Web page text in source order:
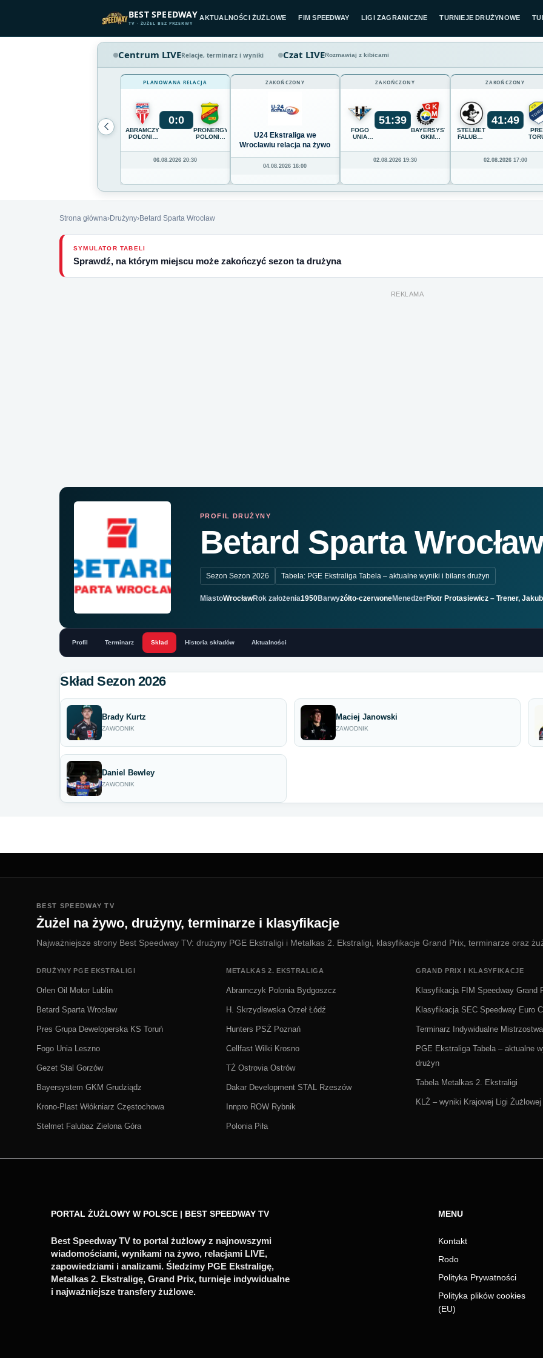
BEST SPEEDWAY
TV · ŻUŻEL BEZ PRZERWY
AKTUALNOŚCI ŻUŻLOWE FIM SPEEDWAY LIGI ZAGRANICZNE TURNIEJE DRUŻYNOWE
Centrum LIVERelacje, terminarz i wyniki Czat LIVERozmawiaj z kibicami
PLANOWANA RELACJA
ABRAMCZYK
POLONIA
0:0
PRONERGY
POLONIA
06.08.2026 20:30
ZAKOŃCZONY
U24 Ekstraliga we
Wrocławiu relacja na żywo
04.08.2026 16:00
ZAKOŃCZONY
FOGO
UNIA
51:39
BAYERSYSTEM
GKM
02.08.2026 19:30
ZAKOŃCZONY
STELMET
FALUBAZ
GÓRA
41:49
02.08.2026 17:00
Strona główna›Drużyny›Betard Sparta Wrocław
SYMULATOR TABELI
Sprawdź, na którym miejscu może zakończyć sezon ta drużyna
REKLAMA
PROFIL DRUŻYNY
Betard Sparta
Sezon Sezon 2026 Tabela: PGE Ekstraliga Tabela – aktualne wyniki i bilans drużyn
MiastoWrocławRok założenia1950Barwyżółto-czerwoneMenedżerPiotr Protasiewicz – Trener,
Profil Terminarz Skład Historia składów Aktualności
Skład Sezon 2026
Brady Kurtz
ZAWODNIK
Maciej Janowski
ZAWODNIK
Daniel Bewley
ZAWODNIK
BEST SPEEDWAY TV
Żużel na żywo, drużyny, terminarze i klasyfikacje
Najważniejsze strony Best Speedway TV: drużyny PGE Ekstraligi i Metalkas 2. Ekstraligi, klasyfikacje Grand Prix, terminarze oraz
DRUŻYNY PGE EKSTRALIGI
Orlen Oil Motor Lublin
Betard Sparta Wrocław
Pres Grupa Deweloperska KS Toruń
Fogo Unia Leszno
Gezet Stal Gorzów
Bayersystem GKM Grudziądz
Krono-Plast Włókniarz Częstochowa
Stelmet Falubaz Zielona Góra
METALKAS 2. EKSTRALIGA
Abramczyk Polonia Bydgoszcz
H. Skrzydlewska Orzeł Łódź
Hunters PSŻ Poznań
Cellfast Wilki Krosno
TŻ Ostrovia Ostrów
Dakar Development STAL Rzeszów
Innpro ROW Rybnik
Polonia Piła
GRAND PRIX I KLASYFIKACJE
Klasyfikacja FIM Speedway Grand
Klasyfikacja SEC Speedway Euro
Terminarz Indywidualne
PGE Ekstraliga Tabela – aktualne
drużyn
Tabela Metalkas 2. Ekstraligi
KLŻ – wyniki Krajowej Ligi Żużlowej
PORTAL ŻUŻLOWY W POLSCE | BEST SPEEDWAY TV
Best Speedway TV to portal żużlowy z najnowszymi
wiadomościami, wynikami na żywo, relacjami LIVE,
zapowiedziami i analizami. Śledzimy PGE Ekstraligę,
Metalkas 2. Ekstraligę, Grand Prix, turnieje indywidualne
i najważniejsze transfery żużlowe.
MENU
Kontakt
Rodo
Polityka Prywatności
Polityka plików cookies
(EU)